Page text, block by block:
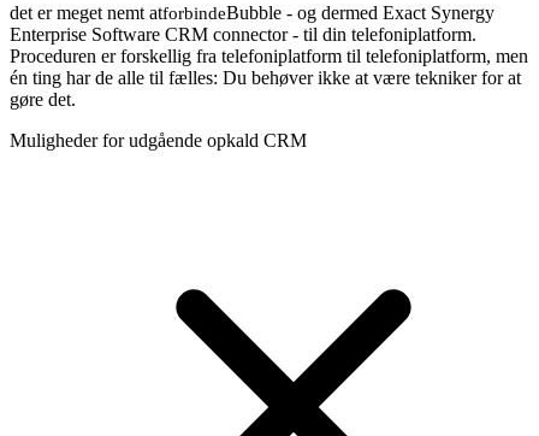
det er meget nemt atforbindeBubble - og dermed Exact Synergy
Enterprise Software CRM connector - til din telefoniplatform.
Proceduren er forskellig fra telefoniplatform til telefoniplatform, men
én ting har de alle til fælles: Du behøver ikke at være tekniker for at
gøre det.
Muligheder for udgående opkald CRM